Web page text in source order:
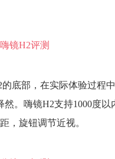
底部，在实际体验过程
。嗨镜H2支持1000度
，旋钮调节近视。